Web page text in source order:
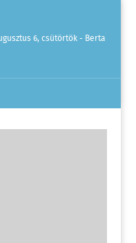
6, csütörtök - Berta